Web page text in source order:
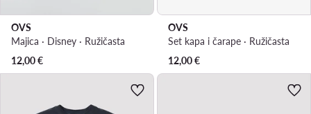
OVS
Majica · Disney · Ružičasta
12,00€
OVS
Set kapa i čarape · Ružičasta
12,00€